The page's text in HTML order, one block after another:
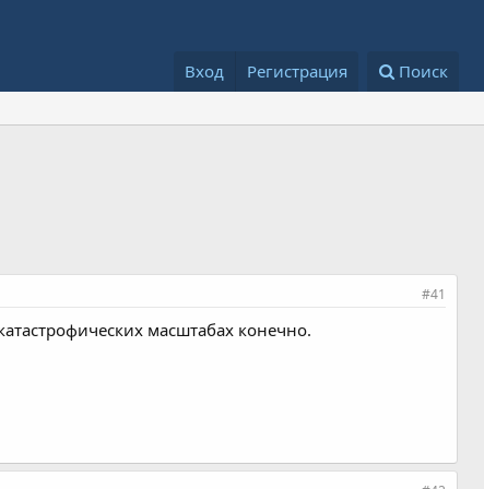
Вход Регистрация Поиск
#41
масштабах конечно.